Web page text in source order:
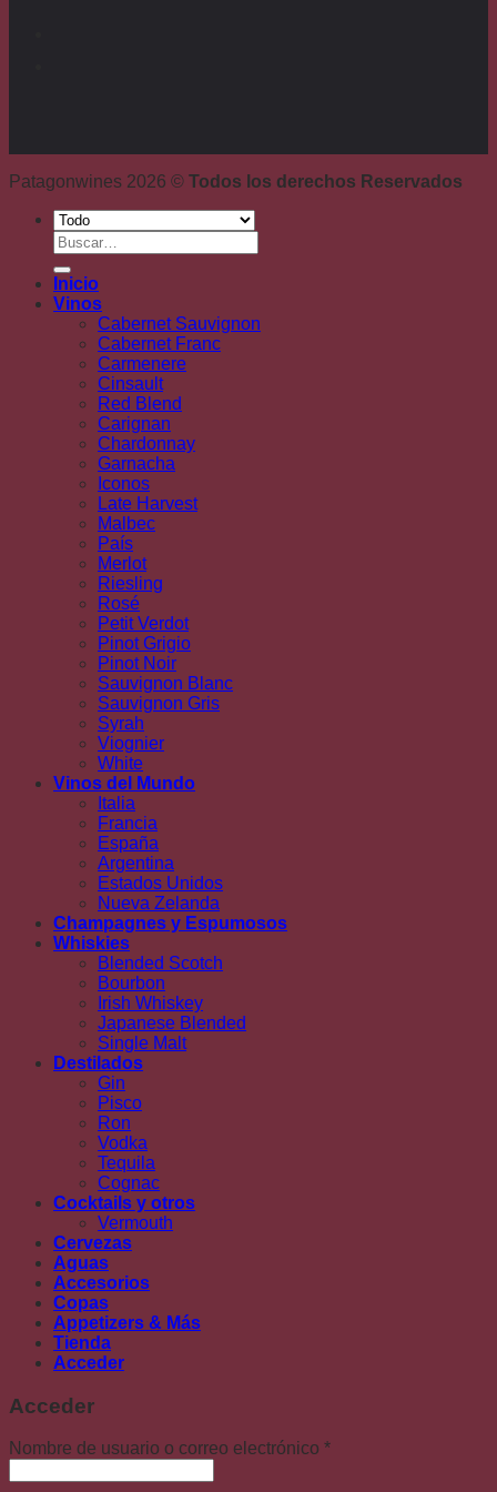
Patagonwines 2026 © Todos los derechos Reservados
Buscar
por:
Inicio
Vinos
Cabernet Sauvignon
Cabernet Franc
Carmenere
Cinsault
Red Blend
Carignan
Chardonnay
Garnacha
Iconos
Late Harvest
Malbec
País
Merlot
Riesling
Rosé
Petit Verdot
Pinot Grigio
Pinot Noir
Sauvignon Blanc
Sauvignon Gris
Syrah
Viognier
White
Vinos del Mundo
Italia
Francia
España
Argentina
Estados Unidos
Nueva Zelanda
Champagnes y Espumosos
Whiskies
Blended Scotch
Bourbon
Irish Whiskey
Japanese Blended
Single Malt
Destilados
Gin
Pisco
Ron
Vodka
Tequila
Cognac
Cocktails y otros
Vermouth
Cervezas
Aguas
Accesorios
Copas
Appetizers & Más
Tienda
Acceder
Acceder
Nombre de usuario o correo electrónico *